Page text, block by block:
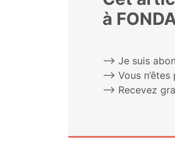
à
⟶ Je suis
⟶ Vous n’êtes
⟶ Rece­vez